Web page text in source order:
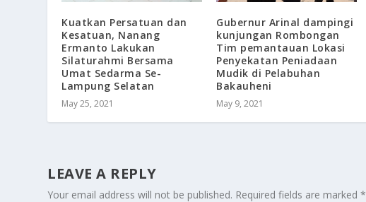
Kuatkan Persatuan dan
Kesatuan, Nanang
Ermanto Lakukan
Silaturahmi Bersama
Umat Sedarma Se-
Lampung Selatan
May 25, 2021
Gubernur Arinal dampingi
kunjungan Rombongan
Tim pemantauan Lokasi
Penyekatan Peniadaan
Mudik di Pelabuhan
Bakauheni
May 9, 2021
LEAVE A REPLY
Your email address will not be published. Required fields are marked*